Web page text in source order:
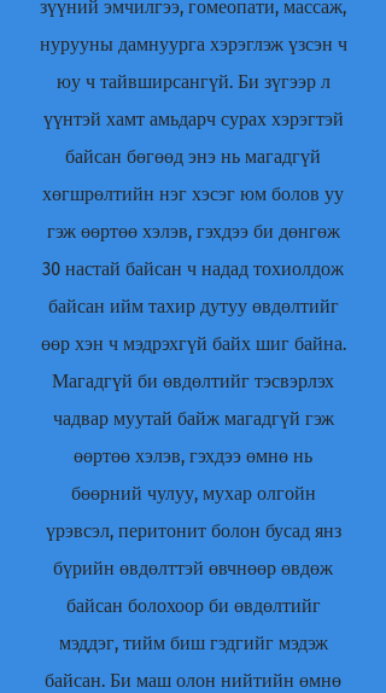
зүүний эмчилгээ, гомеопати, массаж,
нурууны дамнуурга хэрэглэж үзсэн ч
юу ч тайвширсангүй. Би зүгээр л
үүнтэй хамт амьдарч сурах хэрэгтэй
байсан бөгөөд энэ нь магадгүй
хөгшрөлтийн нэг хэсэг юм болов уу
гэж өөртөө хэлэв, гэхдээ би дөнгөж
30 настай байсан ч надад тохиолдож
байсан ийм тахир дутуу өвдөлтийг
өөр хэн ч мэдрэхгүй байх шиг байна.
Магадгүй би өвдөлтийг тэсвэрлэх
чадвар муутай байж магадгүй гэж
өөртөө хэлэв, гэхдээ өмнө нь
бөөрний чулуу, мухар олгойн
үрэвсэл, перитонит болон бусад янз
бүрийн өвдөлттэй өвчнөөр өвдөж
байсан болохоор би өвдөлтийг
мэддэг, тийм биш гэдгийг мэдэж
байсан. Би маш олон нийтийн өмнө